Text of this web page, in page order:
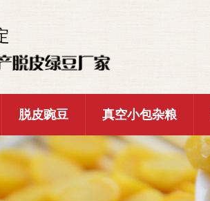
脱皮豌豆 真空小包杂粮